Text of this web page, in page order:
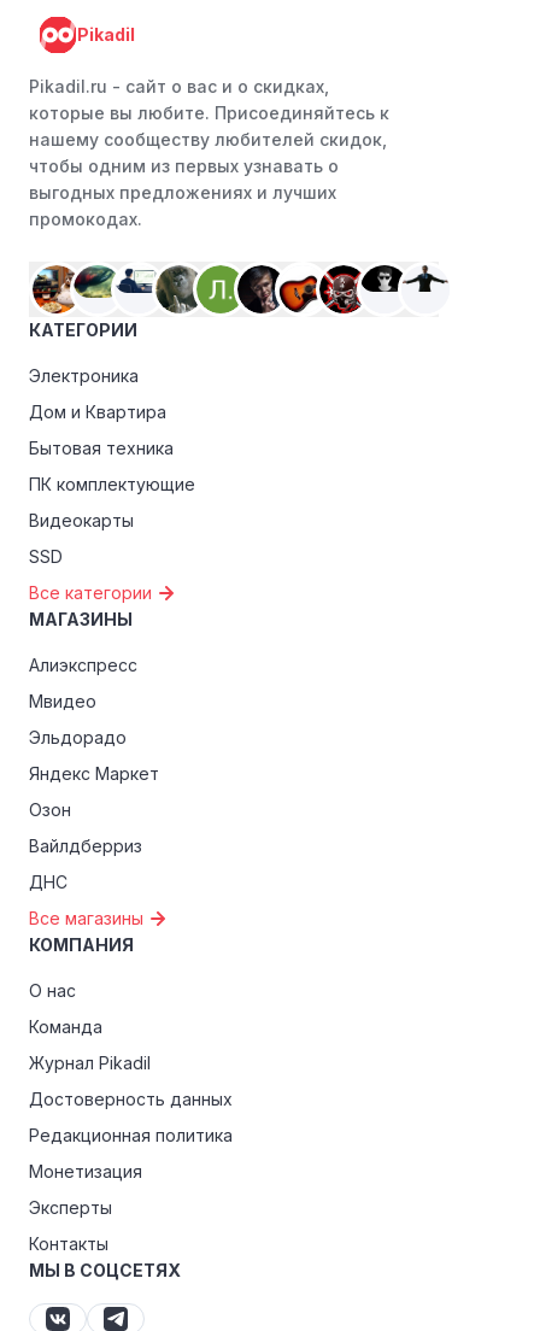
Следите за социальными сетями:
в социальных сетях, таких как VK, Facebook или
Instagram. Ритейлеры часто делятся со своими
подписчиками эксклюзивными кодами скидок или
акциями.
Программы лояльности:Присоединяйтесь к
программам лояльности, предлагаемым интернет-
преимуществами, как скидки только для участников,
ранний доступ к распродажам или эксклюзивным
акциям.
Особые скидки:
критериям, проверьте, предоставляет ли Цифрус
пенсионеров.
Pikadil
Pikadil.ru - cайт о вас и о скидках,
которые вы любите. Присоединяйтесь к
нашему сообществу любителей скидок,
чтобы одним из первых узнавать о
выгодных предложениях и лучших
промокодах.
КАТЕГОРИИ
Электроника
Дом и Квартира
Бытовая техника
ПК комплектующие
Видеокарты
SSD
Все категории
МАГАЗИНЫ
Алиэкспресс
Мвидео
Эльдорадо
Яндекс Маркет
Озон
Вайлдберриз
ДНС
Все магазины
КОМПАНИЯ
О нас
Команда
Журнал Pikadil
Достоверность данных
Редакционная политика
Монетизация
Эксперты
Контакты
МЫ В СОЦСЕТЯХ